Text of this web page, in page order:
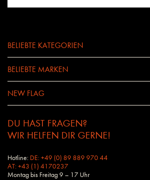
BELIEBTE KATEGORIEN
BELIEBTE MARKEN
NEW FLAG
DU HAST FRAGEN?
WIR HELFEN DIR GERNE!
Hotline: DE: +49 (0) 89 889 970 44
AT: +43 (1) 4170237
Montag bis Freitag 9 – 17 Uhr